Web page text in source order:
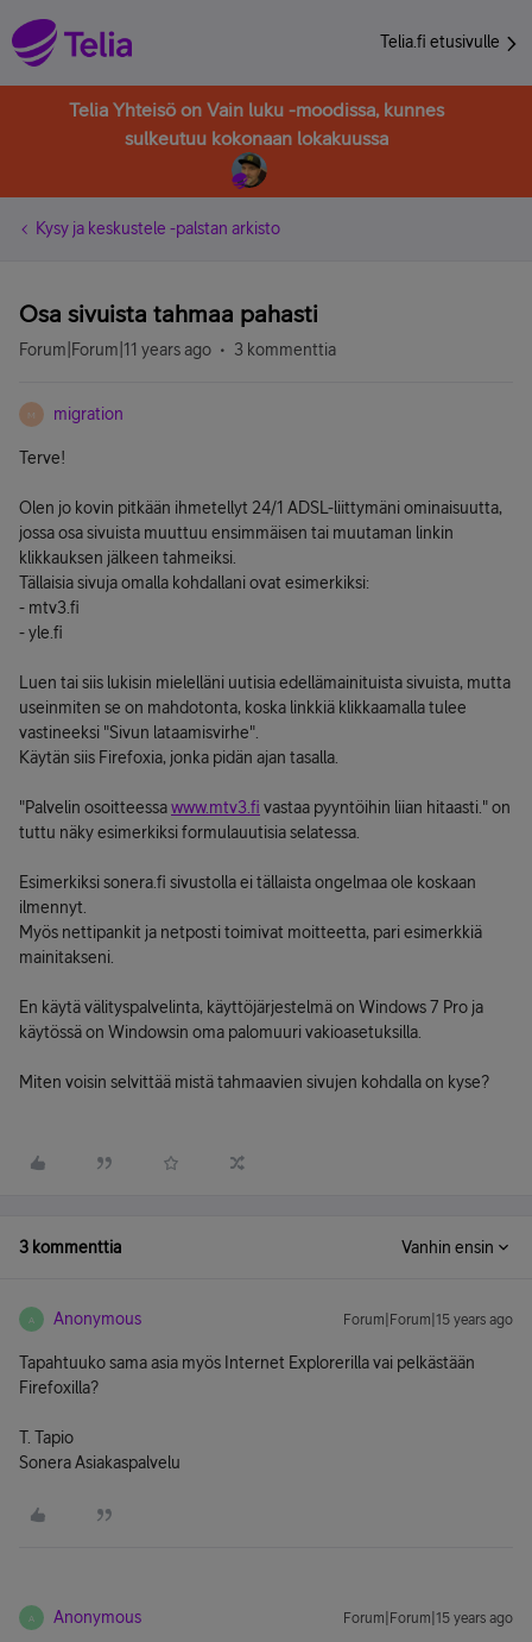
Telia.fi etusivulle
Telia Yhteisö on Vain luku -moodissa, kunnes
sulkeutuu kokonaan lokakuussa
Kysy ja keskustele -palstan arkisto
Osa sivuista tahmaa pahasti
Forum|Forum|11 years ago 3 kommenttia
M migration
Terve!
Olen jo kovin pitkään ihmetellyt 24/1 ADSL-liittymäni ominaisuutta,
jossa osa sivuista muuttuu ensimmäisen tai muutaman linkin
klikkauksen jälkeen tahmeiksi.
Tällaisia sivuja omalla kohdallani ovat esimerkiksi:
- mtv3.fi
- yle.fi
Luen tai siis lukisin mielelläni uutisia edellämainituista sivuista, mutta
useinmiten se on mahdotonta, koska linkkiä klikkaamalla tulee
vastineeksi "Sivun lataamisvirhe".
Käytän siis Firefoxia, jonka pidän ajan tasalla.
"Palvelin osoitteessawww.mtv3.fi vastaa pyyntöihin liian hitaasti." on
tuttu näky esimerkiksi formulauutisia selatessa.
Esimerkiksi sonera.fi sivustolla ei tällaista ongelmaa ole koskaan
ilmennyt.
Myös nettipankit ja netposti toimivat moitteetta, pari esimerkkiä
mainitakseni.
En käytä välityspalvelinta, käyttöjärjestelmä on Windows 7 Pro ja
käytössä on Windowsin oma palomuuri vakioasetuksilla.
Miten voisin selvittää mistä tahmaavien sivujen kohdalla on kyse?
3 kommenttia Vanhin ensin
A Anonymous Forum|Forum|15 years ago
Tapahtuuko sama asia myös Internet Explorerilla vai pelkästään
Firefoxilla?
T. Tapio
Sonera Asiakaspalvelu
A Anonymous Forum|Forum|15 years ago